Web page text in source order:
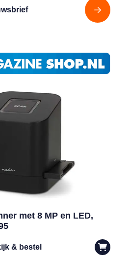
met 8 MP en LED,
& bestel